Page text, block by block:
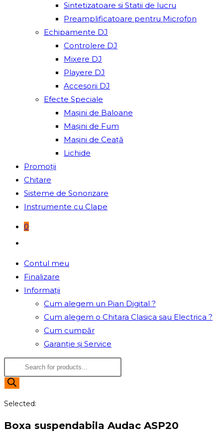
Sintetizatoare si Statii de lucru
Preamplificatoare pentru Microfon
Echipamente DJ
Controlere DJ
Mixere DJ
Playere DJ
Accesorii DJ
Efecte Speciale
Mașini de Baloane
Mașini de Fum
Mașini de Ceață
Lichide
Promoții
Chitare
Sisteme de Sonorizare
Instrumente cu Clape
0
search
Contul meu
Finalizare
Informații
Cum alegem un Pian Digital ?
Cum alegem o Chitara Clasica sau Electrica ?
Cum cumpăr
Garanție și Service
Products
search
Selected:
Boxa suspendabila Audac ASP20